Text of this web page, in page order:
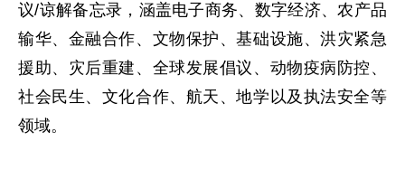
议/谅解备忘录，涵盖电子商务、数字经济、农产品
输华、金融合作、文物保护、基础设施、洪灾紧急
援助、灾后重建、全球发展倡议、动物疫病防控、
社会民生、文化合作、航天、地学以及执法安全等
领域。